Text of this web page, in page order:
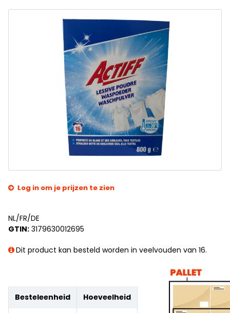
Log in om je prijzen te zien
NL/FR/DE
GTIN: 3179630012695
Dit product kan besteld worden in veelvouden van 16.
Besteleenheid Hoeveelheid